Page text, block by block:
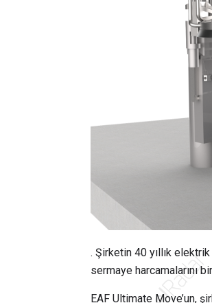
. Şirketin 40 yıllık
sermaye harcamalarını
EAF Ultimate Move’un,